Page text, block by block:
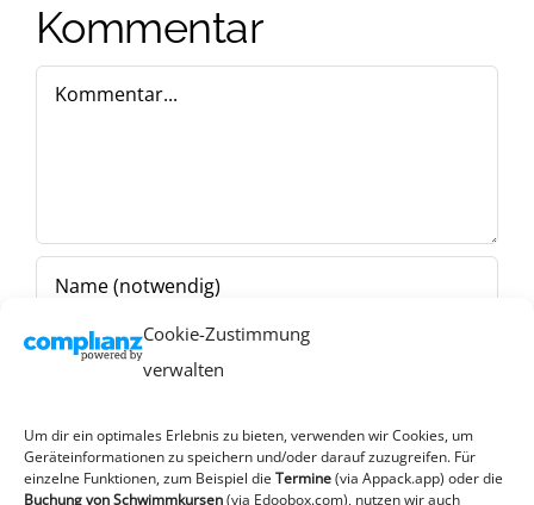
Cookie-Zustimmung
verwalten
Um dir ein optimales Erlebnis zu bieten, verwenden wir Cookies, um
Geräteinformationen zu speichern und/oder darauf zuzugreifen. Für
einzelne Funktionen, zum Beispiel die Termine(via Appack.app) oder die
Buchung von Schwimmkursen(via Edoobox.com), nutzen wir auch
Kommentar
Kommentar